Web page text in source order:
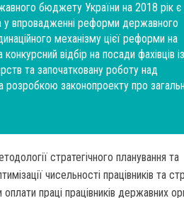
бюджету України на 2018 рік є
у впровадженні реформи державного
механізму цієї реформи на
відбір на посади фахівців із
та започатковану роботу над
законопроекту про
стратегічного планування та
чисельності працівників та
праці працівників державних